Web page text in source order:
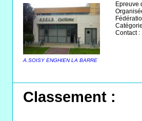
A.SOISY ENGHIEN LA BARRE
Epreuve
Contact :
Classement :